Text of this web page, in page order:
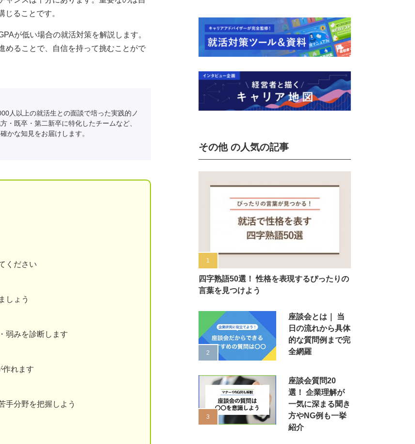
ることです。
が低い場合の就活対策を解説します。
めることで、自信を持って挑むことがで
人以上の就活生との面談で培った実践的ノ
・既卒・第二新卒に特化したチームなど、
かな知見をお届けします。
ください
しょう
弱みを診断します
作れます
手分野を把握しよう
その他 の人気の記事
四字熟語50選！ 性格を表現するぴったりの
言葉を見つけよう
座談会とは｜ 当
日の流れから具体
的な質問例まで完
全網羅
座談会質問20
選！ 企業理解が
一気に深まる聞き
方やNG例も一挙
紹介